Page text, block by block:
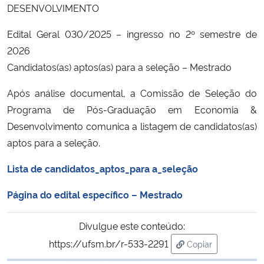
Ministério do Turismo
Controladoria-Geral da União
Ministério da Mulher, da Família e dos Direitos Humanos
Secretaria de Governo
Gabinete de Segurança Institucional
DESENVOLVIMENTO
Edital Geral 030/2025 – ingresso no 2º semestre de
2026
Candidatos(as) aptos(as) para a seleção – Mestrado
Após análise documental, a Comissão de Seleção do
Programa de Pós-Graduação em Economia &
Desenvolvimento comunica a listagem de candidatos(as)
aptos para a seleção.
Lista de candidatos_aptos_para a_seleção
Página do edital específico – Mestrado
Divulgue este conteúdo:
https://ufsm.br/r-533-2291
Copiar
para área de